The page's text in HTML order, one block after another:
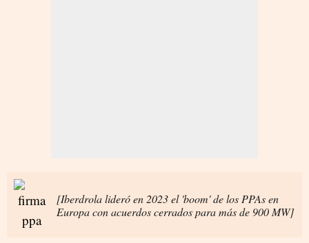
[Iberdrola lideró en 2023 el 'boom' de los PPAs en
Europa con acuerdos cerrados para más de 900 MW]